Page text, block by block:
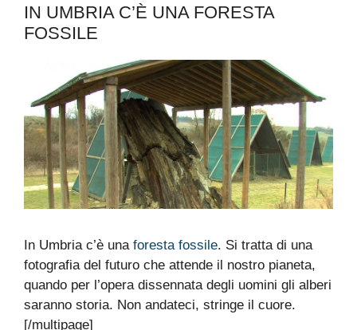
IN UMBRIA C’È UNA FORESTA
FOSSILE
In Umbria c’è una foresta fossile. Si tratta di una
fotografia del futuro che attende il nostro pianeta,
quando per l’opera dissennata degli uomini gli alberi
saranno storia. Non andateci, stringe il cuore.
[/multipage]